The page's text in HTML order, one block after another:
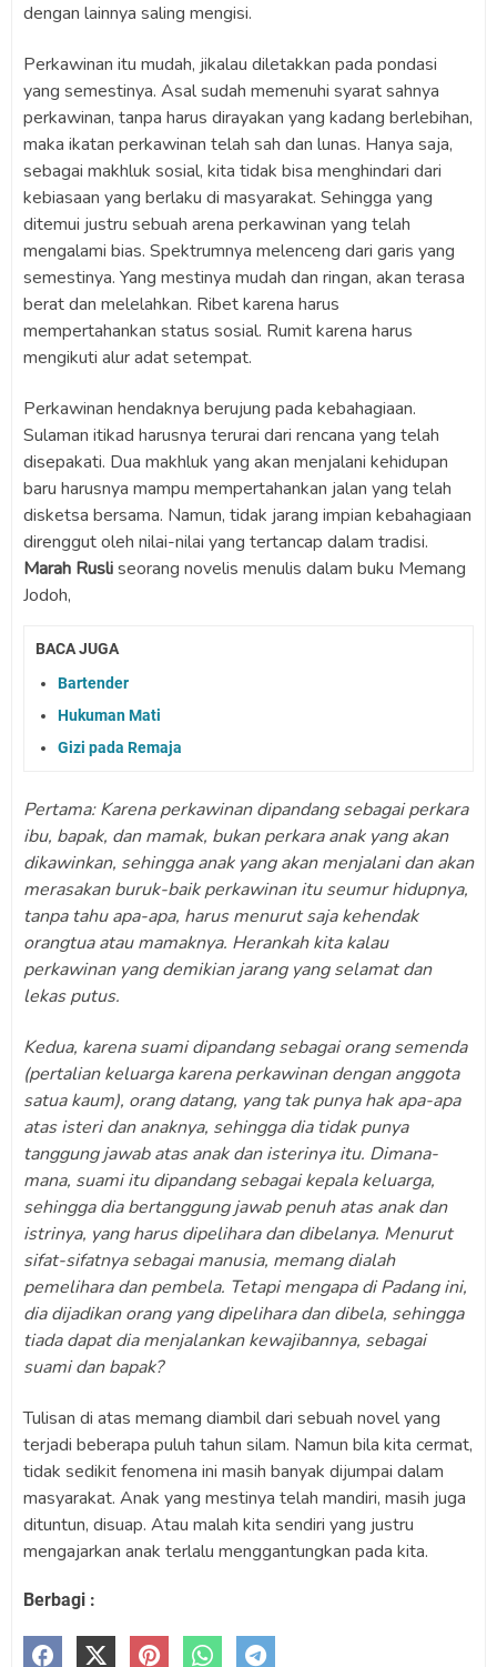
dengan lainnya saling mengisi.
Perkawinan itu mudah, jikalau diletakkan pada pondasi
yang semestinya. Asal sudah memenuhi syarat sahnya
perkawinan, tanpa harus dirayakan yang kadang berlebihan,
maka ikatan perkawinan telah sah dan lunas. Hanya saja,
sebagai makhluk sosial, kita tidak bisa menghindari dari
kebiasaan yang berlaku di masyarakat. Sehingga yang
ditemui justru sebuah arena perkawinan yang telah
mengalami bias. Spektrumnya melenceng dari garis yang
semestinya. Yang mestinya mudah dan ringan, akan terasa
berat dan melelahkan. Ribet karena harus
mempertahankan status sosial. Rumit karena harus
mengikuti alur adat setempat.
Perkawinan hendaknya berujung pada kebahagiaan.
Sulaman itikad harusnya terurai dari rencana yang telah
disepakati. Dua makhluk yang akan menjalani kehidupan
baru harusnya mampu mempertahankan jalan yang telah
disketsa bersama. Namun, tidak jarang impian kebahagiaan
direnggut oleh nilai-nilai yang tertancap dalam tradisi.
Marah Rusliseorang novelis menulis dalam buku Memang
Jodoh,
BACA JUGA
Bartender
Hukuman Mati
Gizi pada Remaja
Pertama: Karena perkawinan dipandang sebagai perkara
ibu, bapak, dan mamak, bukan perkara anak yang akan
dikawinkan, sehingga anak yang akan menjalani dan akan
merasakan buruk-baik perkawinan itu seumur hidupnya,
tanpa tahu apa-apa, harus menurut saja kehendak
orangtua atau mamaknya. Herankah kita kalau
perkawinan yang demikian jarang yang selamat dan
lekas putus.
Kedua, karena suami dipandang sebagai orang semenda
(pertalian keluarga karena perkawinan dengan anggota
satua kaum), orang datang, yang tak punya hak apa-apa
atas isteri dan anaknya, sehingga dia tidak punya
tanggung jawab atas anak dan isterinya itu. Dimana-
mana, suami itu dipandang sebagai kepala keluarga,
sehingga dia bertanggung jawab penuh atas anak dan
istrinya, yang harus dipelihara dan dibelanya. Menurut
sifat-sifatnya sebagai manusia, memang dialah
pemelihara dan pembela. Tetapi mengapa di Padang ini,
dia dijadikan orang yang dipelihara dan dibela, sehingga
tiada dapat dia menjalankan kewajibannya, sebagai
suami dan bapak?
Tulisan di atas memang diambil dari sebuah novel yang
terjadi beberapa puluh tahun silam. Namun bila kita cermat,
tidak sedikit fenomena ini masih banyak dijumpai dalam
masyarakat. Anak yang mestinya telah mandiri, masih juga
dituntun, disuap. Atau malah kita sendiri yang justru
mengajarkan anak terlalu menggantungkan pada kita.
Berbagi :